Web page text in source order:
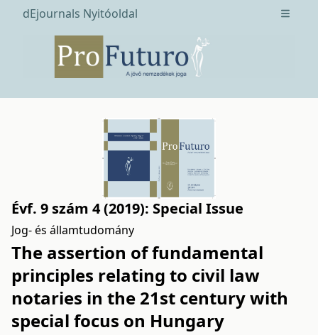
dEjournals Nyitóoldal Open
Évf. 9 szám 4 (2019): Special Issue
Jog- és államtudomány
The assertion of fundamental
principles relating to civil law
notaries in the 21st century with
special focus on Hungary